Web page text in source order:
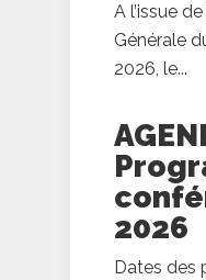
A l’issue
Générale
2026, le...
2026
Dates des